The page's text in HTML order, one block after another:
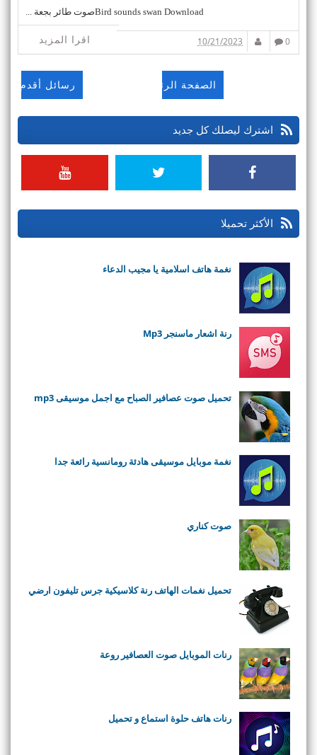
Bird sounds swan Downloadصوت طائر بجعة ...
اقرا المزيد 0
10/21/2023
رسائل أقدم الصفحة الرئيسية
اشترك ليصلك كل جديد
الأكثر تحميلا
نغمة هاتف اسلامية يا مجيب الدعاء
رنة اشعار ماسنجر Mp3
تحميل صوت عصافير الصباح مع اجمل موسيقى mp3
نغمة موبايل موسيقى هادئة رومانسية رائعة جدا
صوت كناري
تحميل نغمات الهاتف رنة كلاسيكية جرس تليفون ارضي
رنات الموبايل صوت العصافير روعة
رنات هاتف حلوة استماع و تحميل